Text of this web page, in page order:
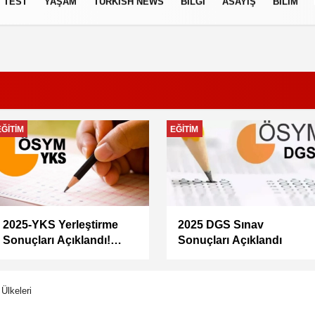
Memur maaşları artacak
mı? Memur-Sen Başkanı
önerisi
GÜNCEL
Doğacan Taşpınar neden
öldü, kimdir, evli mi?